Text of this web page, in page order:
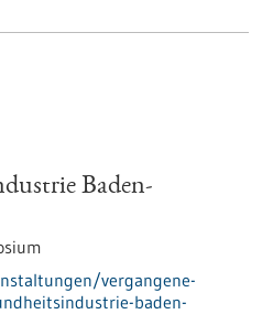
Baden-
vergangene-
baden-